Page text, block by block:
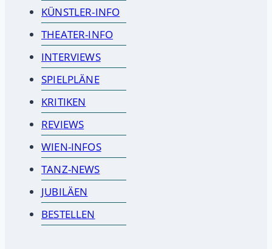
KÜNSTLER-INFO
THEATER-INFO
INTERVIEWS
SPIELPLÄNE
KRITIKEN
REVIEWS
WIEN-INFOS
TANZ-NEWS
JUBILÄEN
BESTELLEN